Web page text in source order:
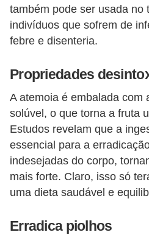
também pode ser usada no
indivíduos que sofrem de
febre e disenteria.
Propriedades
A atemoia é embalada com
solúvel, o que torna a fruta
Estudos revelam que a
essencial para a
indesejadas do corpo,
mais forte. Claro, isso só
uma dieta saudável e
Erradica piolhos